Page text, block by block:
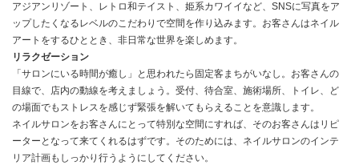
アジアンリゾート、レトロ和テイスト、姫系カワイイなど、SNSに写真をア
ップしたくなるレベルのこだわりで空間を作り込みます。お客さんはネイル
アートをするひととき、非日常な世界を楽しめます。
リラクゼーション
「サロンにいる時間が癒し」と思われたら固定客まちがいなし。お客さんの
目線で、店内の動線を考えましょう。受付、待合室、施術場所、トイレ、ど
の場面でもストレスを感じず緊張を解いてもらえることを意識します。
ネイルサロンをお客さんにとって特別な空間にすれば、そのお客さんはリピ
ーターとなって来てくれるはずです。そのためには、ネイルサロンのインテ
リア計画もしっかり行うようにしてください。